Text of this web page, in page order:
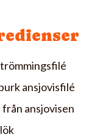
ansjovisfilé
från ansjovisen